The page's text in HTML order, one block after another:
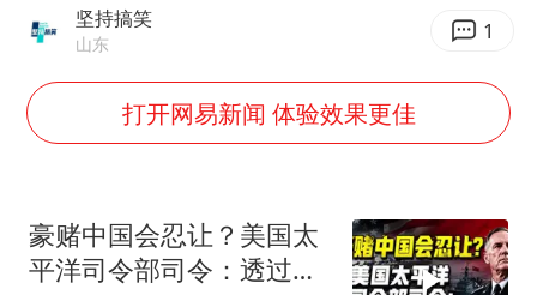
用AI造出新病毒意味着什么
张本智和：零封向鹏不意外
上半年国内居民出游人次34.63亿
万岁山接盘烂尾恒大文旅城
坚持搞笑
山东 1
打开网易新闻 体验效果更佳
豪赌中国会忍让？美国太
平洋司令部司令：透过实